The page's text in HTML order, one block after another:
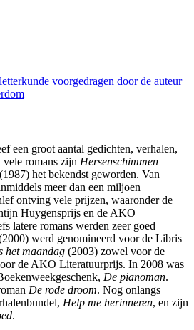
voorgedragen door de auteur
een groot aantal gedichten, verhalen,
vele romans zijn Hersenschimmen
(1987) het bekendst geworden. Van
meer dan een miljoen
ontving vele prijzen, waaronder de
Huygensprijs en de AKO
latere romans werden zeer goed
werd genomineerd voor de Libris
het maandag (2003) zowel voor de
de AKO Literatuurprijs. In 2008 was
De pianoman.
De rode droom. Nog onlangs
Help me herinneren, en zijn
.